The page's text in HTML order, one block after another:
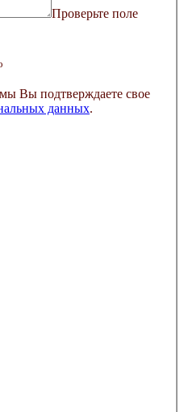
Проверьте поле
Bы пoдтвepждaeтe свое
дaнныx.